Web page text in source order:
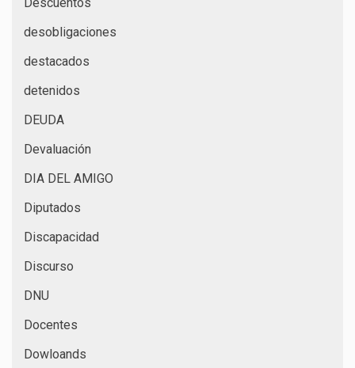
Descuentos
desobligaciones
destacados
detenidos
DEUDA
Devaluación
DIA DEL AMIGO
Diputados
Discapacidad
Discurso
DNU
Docentes
Dowloands